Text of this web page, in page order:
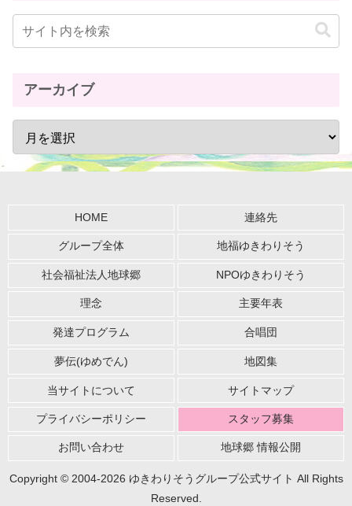
アーカイブ
HOME 連絡先
グループ全体 地福ゆきわりそう
社会福祉法人地球郷 NPOゆきわりそう
理念 主要年表
発達プログラム 合唱団
夢伝(ゆめでん) 地図集
当サイトについて サイトマップ
プライバシーポリシー スタッフ募集
お問い合わせ 地球郷 情報公開
Copyright © 2004-2026 ゆきわりそうグループ公式サイト All Rights
Reserved.